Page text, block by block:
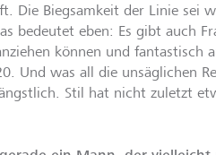
Die Biegsamkeit der Linie sei
bedeutet eben: Es gibt auch
können und fantastisch
Und was all die unsäglichen
Stil hat nicht zuletzt